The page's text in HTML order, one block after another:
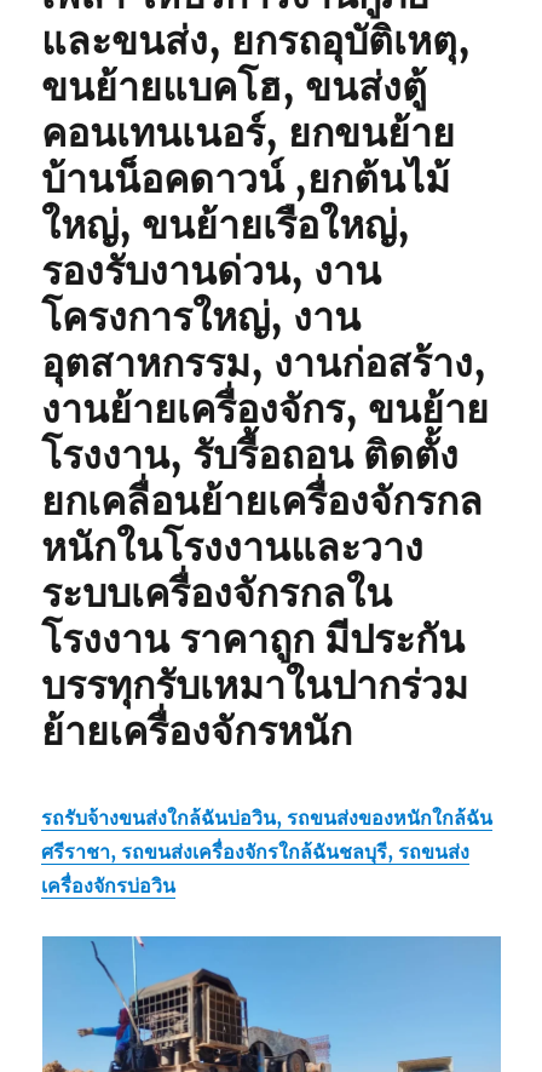
และขนส่ง, ยกรถอุบัติเหตุ,
ขนย้ายแบคโฮ, ขนส่งตู้
คอนเทนเนอร์, ยกขนย้าย
บ้านน็อคดาวน์ ,ยกต้นไม้
ใหญ่, ขนย้ายเรือใหญ่,
รองรับงานด่วน, งาน
โครงการใหญ่, งาน
อุตสาหกรรม, งานก่อสร้าง,
งานย้ายเครื่องจักร, ขนย้าย
โรงงาน, รับรื้อถอน ติดตั้ง
ยกเคลื่อนย้ายเครื่องจักรกล
หนักในโรงงานและวาง
ระบบเครื่องจักรกลใน
โรงงาน ราคาถูก มีประกัน
บรรทุกรับเหมาในปากร่วม
ย้ายเครื่องจักรหนัก
รถรับจ้างขนส่งใกล้ฉันบ่อวิน, รถขนส่งของหนักใกล้ฉัน
ศรีราชา, รถขนส่งเครื่องจักรใกล้ฉันชลบุรี, รถขนส่ง
เครื่องจักรบ่อวิน